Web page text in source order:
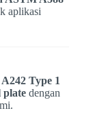
aplikasi
Type 1
plate dengan